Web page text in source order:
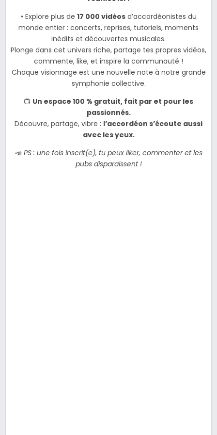
• Explore plus de 17 000 vidéosd’accordéonistes du
monde entier : concerts, reprises, tutoriels, moments
inédits et découvertes musicales.
Plonge dans cet univers riche, partage tes propres vidéos,
commente, like, et inspire la communauté !
Chaque visionnage est une nouvelle note à notre grande
symphonie collective.
📺 Un espace 100 % gratuit, fait par et pour les
passionnés.
Découvre, partage, vibre : l’accordéon s’écoute aussi
avec les yeux.
📣 PS : une fois inscrit(e), tu peux liker, commenter et les
pubs disparaissent !